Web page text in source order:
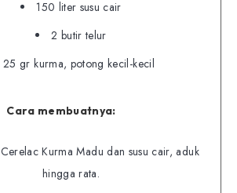
150 liter susu cair
2 butir telur
25 gr kurma, potong kecil-kecil
Cara membuatnya:
Kurma Madu dan susu cair, aduk
hingga rata.